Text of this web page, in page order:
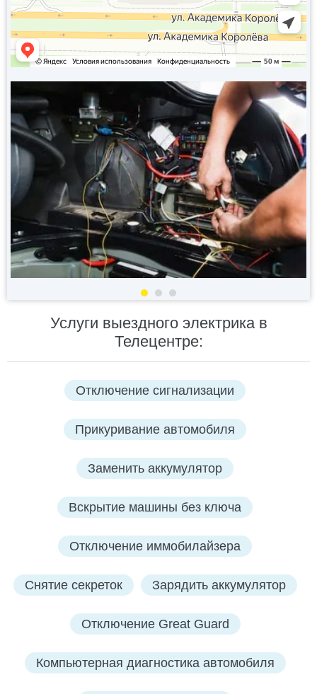
Услуги выездного электрика в
Телецентре:
Отключение сигнализации
Прикуривание автомобиля
Заменить аккумулятор
Вскрытие машины без ключа
Отключение иммобилайзера
Снятие секреток Зарядить аккумулятор
Отключение Great Guard
Компьютерная диагностика автомобиля